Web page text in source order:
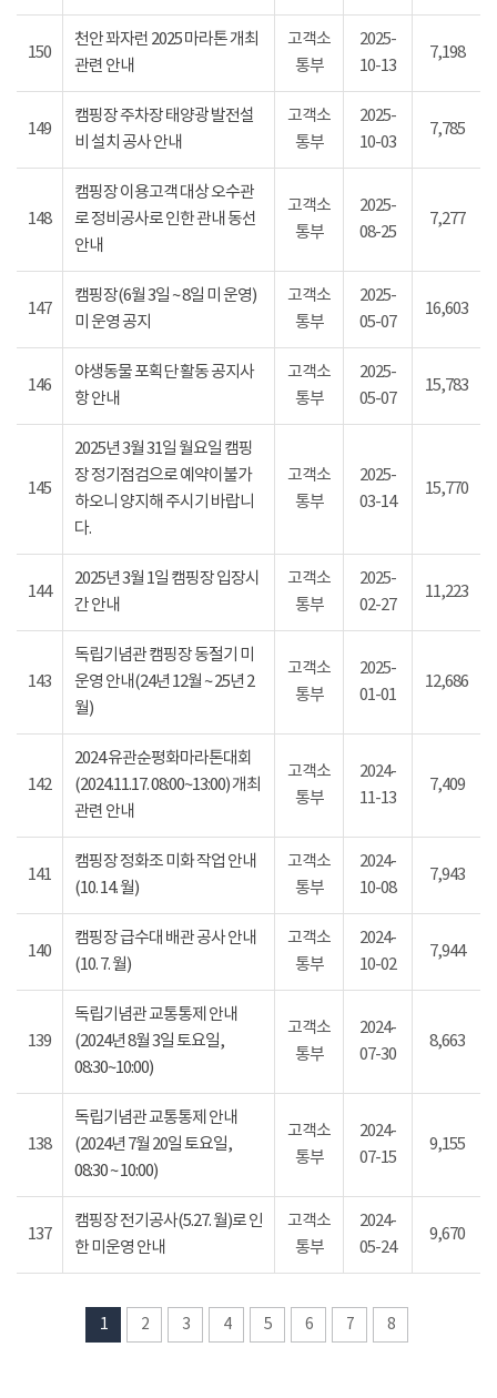
150
천안 꽈자런 2025 마라톤 개최
관련 안내
고객소
통부
2025-
10-13
7,198
149
캠핑장 주차장 태양광 발전설
비 설치 공사 안내
고객소
통부
2025-
10-03
7,785
148
캠핑장 이용고객 대상 오수관
로 정비공사로 인한 관내 동선
안내
고객소
통부
2025-
08-25
7,277
147
캠핑장(6월 3일 ~ 8일 미 운영)
미 운영 공지
고객소
통부
2025-
05-07
16,603
146
야생동물 포획단 활동 공지사
항 안내
고객소
통부
2025-
05-07
15,783
145
2025년 3월 31일 월요일 캠핑
장 정기점검으로 예약이불가
하오니 양지해 주시기 바랍니
다.
고객소
통부
2025-
03-14
15,770
144
2025년 3월 1일 캠핑장 입장시
간 안내
고객소
통부
2025-
02-27
11,223
143
독립기념관 캠핑장 동절기 미
운영 안내(24년 12월 ~ 25년 2
월)
고객소
통부
2025-
01-01
12,686
142
2024 유관순평화마라톤대회
(2024.11.17. 08:00~13:00) 개최
관련 안내
고객소
통부
2024-
11-13
7,409
141
캠핑장 정화조 미화 작업 안내
(10. 14. 월)
고객소
통부
2024-
10-08
7,943
140
캠핑장 급수대 배관 공사 안내
(10. 7. 월)
고객소
통부
2024-
10-02
7,944
139
독립기념관 교통통제 안내
(2024년 8월 3일 토요일,
08:30~10:00)
고객소
통부
2024-
07-30
8,663
138
독립기념관 교통통제 안내
(2024년 7월 20일 토요일,
08:30 ~ 10:00)
고객소
통부
2024-
07-15
9,155
137
캠핑장 전기공사(5.27. 월)로 인
한 미운영 안내
고객소
통부
2024-
05-24
9,670
1 2 3 4 5 6 7 8